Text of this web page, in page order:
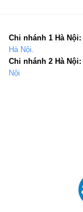
Chi nhánh 1 Hà Nội:
Hà Nội.
Chi nhánh 2 Hà Nội:
Nội